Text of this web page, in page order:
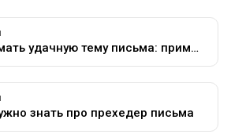
Как придумать удачную тему письма: примеры, советы, приёмы
знать про прехедер письма